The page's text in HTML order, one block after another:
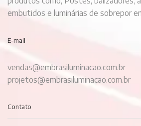
embutidos e luminárias de sobrepor
E-mail
vendas@embrasiluminacao.com.br
projetos@embrasiluminacao.com.br
Contato